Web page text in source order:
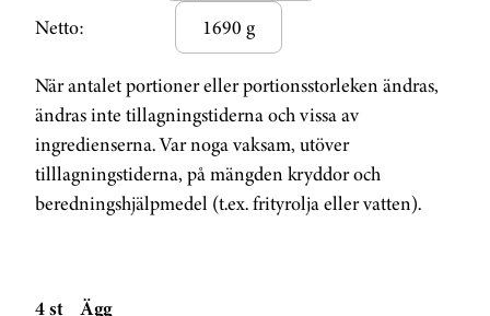
Netto:
1690 g
När antalet portioner eller portionsstorleken ändras,
ändras inte tillagningstiderna och vissa av
ingredienserna. Var noga vaksam, utöver
tilllagningstiderna, på mängden kryddor och
beredningshjälpmedel (t.ex. frityrolja eller vatten).
4 st
Ägg